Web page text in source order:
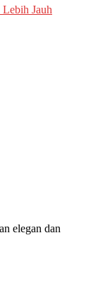
Jauh
elegan dan